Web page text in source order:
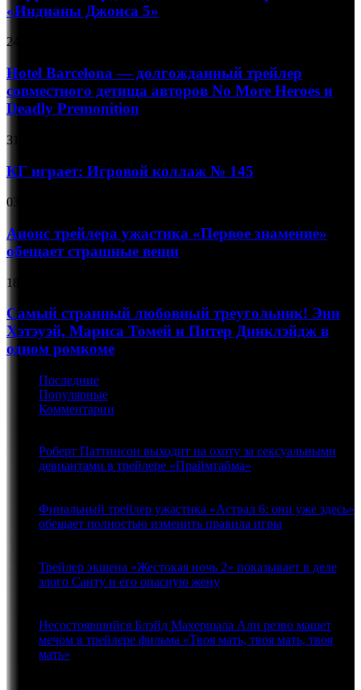
авторы
аниме
о
Князе
переродившемся
десятилетним
мальчиком
экшен
в
«Индианы
5»
«Индианы Джонса 5»
Hotel
—
долгожданный
трейлер
совместного
авторов
Heroes
Deadly
24.09.2023
Hotel Barcelona — долгожданный трейлер
совместного детища авторов No More Heroes и
Deadly Premonition
КГ
Игровой
коллаж
№
31.10.2024
КГ играет: Игровой коллаж № 145
Анонс
ужастика
«Первое
знамение»
страшные
03.01.2024
Анонс трейлера ужастика «Первое знамение»
обещает страшные вещи
Самый
любовный
треугольник!
Энн
Хэтэуэй,
Томей
Питер
одном
ромкоме
18.08.2023
Самый странный любовный треугольник! Энн
Хэтэуэй, Мариса Томей и Питер Динклэйдж в
одном ромкоме
Последние
Популярные
Комментарии
Роберт Паттинсон выходит на охоту за сексуальными
девиантами в трейлере «Праймтайма»
Финальный трейлер ужастика «Астрал 6: они уже здесь»
обещает полностью изменить правила игры
Трейлер экшена «Жестокая ночь 2» показывает в деле
злого Санту и его опасную жену
Несостоявшийся Блэйд Махершала Али резво машет
мечом в трейлере фильма «Твоя мать, твоя мать, твоя
мать»